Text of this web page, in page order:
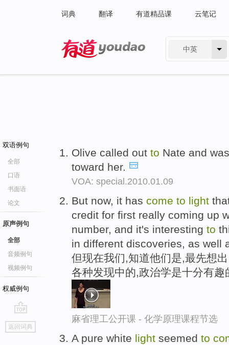
词典 翻译 有道精品课 云笔记
中英
双语例句
全部
口语
书面语
论文
原声例句
全部
音频例句
视频例句
权威例句
go
top
返回词典
Olive called out to Nate and
toward her.
VOA: special.2010.01.09
But now, it has come to light
credit for first really coming up
number, and it's interesting to
in different discoveries, as well
但现在我们,知道他们是,最先想
各种发现中的,政治学是十分有
麻省理工公开课 - 化学原理课程节选
A pure white light seemed to